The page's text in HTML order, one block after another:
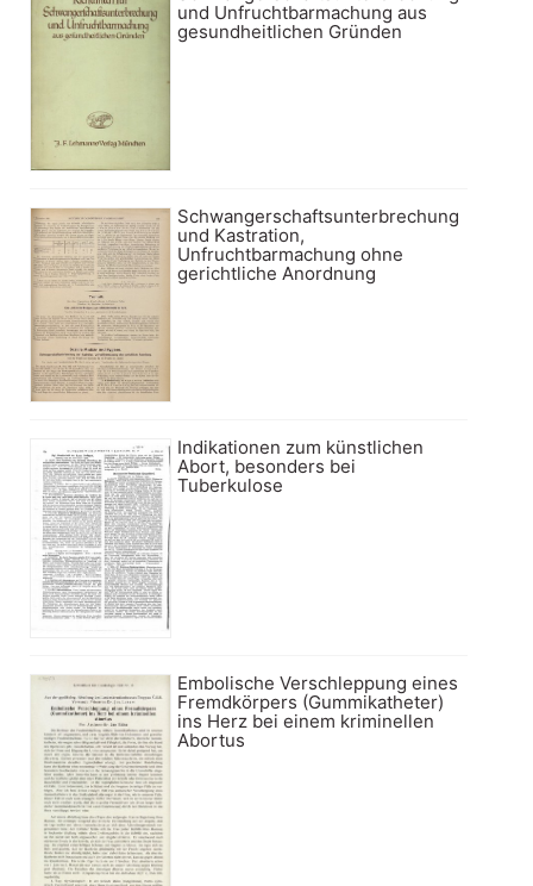
und Unfruchtbarmachung aus
gesundheitlichen Gründen
Schwangerschaftsunterbrechung
und Kastration,
Unfruchtbarmachung ohne
gerichtliche Anordnung
Indikationen zum künstlichen
Abort, besonders bei
Tuberkulose
Embolische Verschleppung eines
Fremdkörpers (Gummikatheter)
ins Herz bei einem kriminellen
Abortus